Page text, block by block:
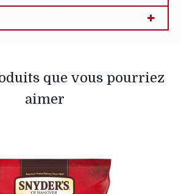
que vous pourriez
aimer